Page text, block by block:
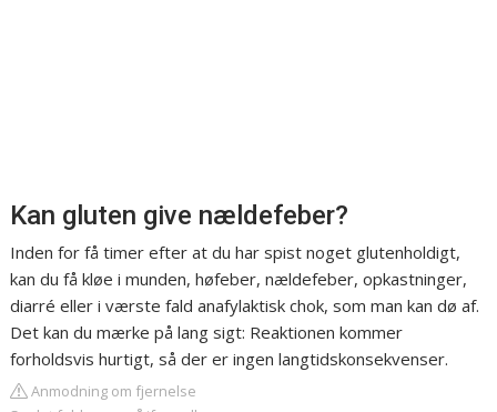
Kan gluten give nældefeber?
Inden for få timer efter at du har spist noget glutenholdigt,
kan du få kløe i munden, høfeber, nældefeber, opkastninger,
diarré eller i værste fald anafylaktisk chok, som man kan dø af.
Det kan du mærke på lang sigt: Reaktionen kommer
forholdsvis hurtigt, så der er ingen langtidskonsekvenser.
Anmodning om fjernelse